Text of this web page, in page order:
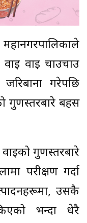
वाइ वाइ चाउचाउ
गरेपछि
गुणस्तरबारे बहस
गुणस्तरबारे
परीक्षण गर्दा
उसकै
भन्दा धेरै